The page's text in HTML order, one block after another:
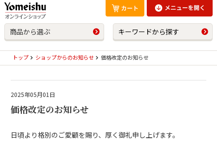
商品から選ぶ キーワードから探す
トップ ショップからのお知らせ 価格改定のお知らせ
2025年05月01日
価格改定のお知らせ
日頃より格別のご愛顧を賜り、厚く御礼申し上げます。